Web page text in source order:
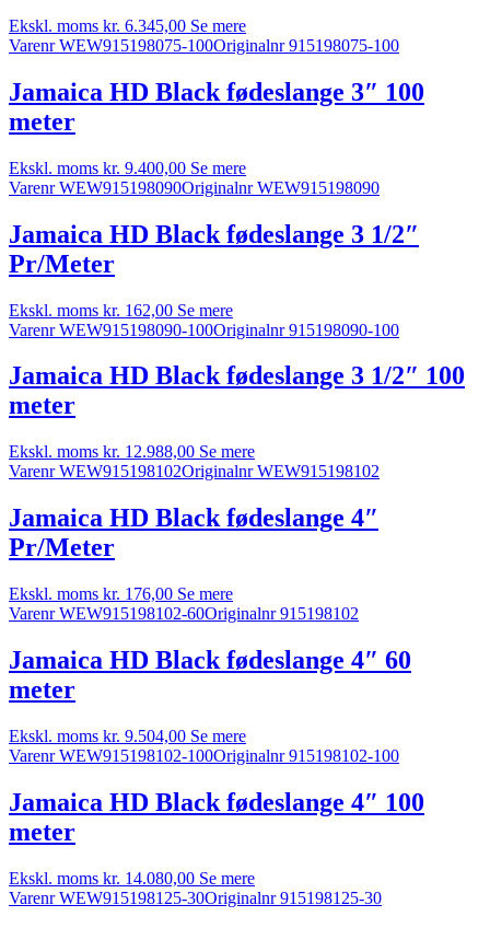
Ekskl. moms kr. 6.345,00 Se mere
Varenr WEW915198075-100Originalnr 915198075-100
Jamaica HD Black fødeslange 3″ 100
meter
Ekskl. moms kr. 9.400,00 Se mere
Varenr WEW915198090Originalnr WEW915198090
Jamaica HD Black fødeslange 3 1/2″
Pr/Meter
Ekskl. moms kr. 162,00 Se mere
Varenr WEW915198090-100Originalnr 915198090-100
Jamaica HD Black fødeslange 3 1/2″ 100
meter
Ekskl. moms kr. 12.988,00 Se mere
Varenr WEW915198102Originalnr WEW915198102
Jamaica HD Black fødeslange 4″
Pr/Meter
Ekskl. moms kr. 176,00 Se mere
Varenr WEW915198102-60Originalnr 915198102
Jamaica HD Black fødeslange 4″ 60
meter
Ekskl. moms kr. 9.504,00 Se mere
Varenr WEW915198102-100Originalnr 915198102-100
Jamaica HD Black fødeslange 4″ 100
meter
Ekskl. moms kr. 14.080,00 Se mere
Varenr WEW915198125-30Originalnr 915198125-30